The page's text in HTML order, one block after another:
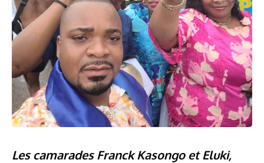
Les camarades Franck Kasongo et Eluki,